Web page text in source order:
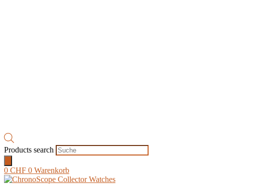
Products search
0 CHF 0 Warenkorb